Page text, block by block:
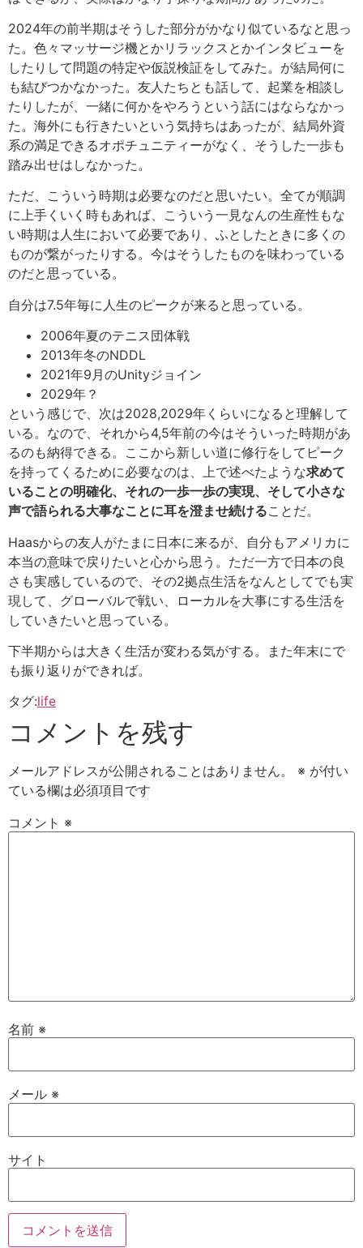
2024年の前半期はそうした部分がかなり似ているなと思っ
た。色々マッサージ機とかリラックスとかインタビューを
したりして問題の特定や仮説検証をしてみた。が結局何に
も結びつかなかった。友人たちとも話して、起業を相談し
たりしたが、一緒に何かをやろうという話にはならなかっ
た。海外にも行きたいという気持ちはあったが、結局外資
系の満足できるオポチュニティーがなく、そうした一歩も
踏み出せはしなかった。
ただ、こういう時期は必要なのだと思いたい。全てが順調
に上手くいく時もあれば、こういう一見なんの生産性もな
い時期は人生において必要であり、ふとしたときに多くの
ものが繋がったりする。今はそうしたものを味わっている
のだと思っている。
自分は7.5年毎に人生のピークが来ると思っている。
2006年夏のテニス団体戦
2013年冬のNDDL
2021年9月のUnityジョイン
2029年？
という感じで、次は2028,2029年くらいになると理解して
いる。なので、それから4,5年前の今はそういった時期があ
るのも納得できる。ここから新しい道に修行をしてピーク
を持ってくるために必要なのは、上で述べたような求めて
いることの明確化、それの一歩一歩の実現、そして小さな
声で語られる大事なことに耳を澄ませ続けることだ。
Haasからの友人がたまに日本に来るが、自分もアメリカに
本当の意味で戻りたいと心から思う。ただ一方で日本の良
さも実感しているので、その2拠点生活をなんとしてでも実
現して、グローバルで戦い、ローカルを大事にする生活を
していきたいと思っている。
下半期からは大きく生活が変わる気がする。また年末にで
も振り返りができれば。
タグ:life
コメントを残す
メールアドレスが公開されることはありません。 ※ が付い
ている欄は必須項目です
コメント ※
名前 ※
メール ※
サイト